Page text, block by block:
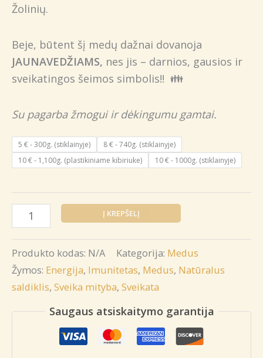
Žolinių.
Beje, būtent šį medų dažnai dovanoja
JAUNAVEDŽIAMS, nes jis – darnios, gausios ir
sveikatingos šeimos simbolis!! 👪
Su pagarba žmogui ir dėkingumu gamtai.
5 € - 300g. (stiklainyje)
8 € - 740g. (stiklainyje)
10 € - 1,100g. (plastikiniame kibiriuke)
10 € - 1000g. (stiklainyje)
produkto
kiekis:
medus
Į KREPŠELĮ
Produkto kodas: N/A Kategorija: Medus
Žymos: Energija, Imunitetas, Medus, Natūralus
saldiklis, Sveika mityba, Sveikata
Saugaus atsiskaitymo garantija